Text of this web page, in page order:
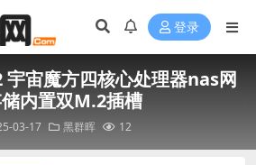
登录
宇宙魔方四核心处理器nas网
内置双M.2插槽
03-17 黑群晖 12